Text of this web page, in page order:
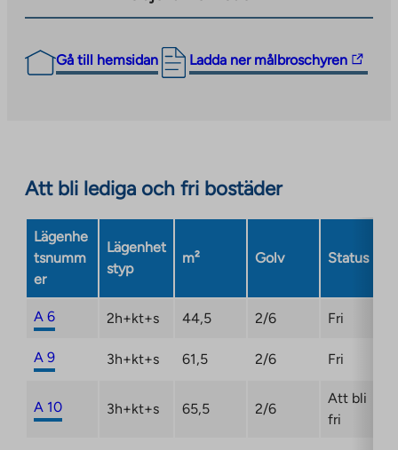
Gå till hemsidan Ladda ner målbroschyren
The
external
opens
a
new
Att bli lediga och fri bostäder
Lägenhe
tsnumm
er
Lägenhet
styp
m² Golv Status
A 6 2h+kt+s 44,5 2/6 Fri
A 9 3h+kt+s 61,5 2/6 Fri
A 10 3h+kt+s 65,5 2/6
Att bli
fri